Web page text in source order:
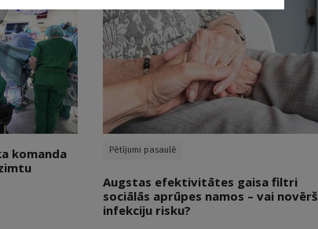
komanda
Pētījumi pasaulē
Augstas efektivitātes gaisa filtri
sociālās aprūpes namos – vai novērš
infekciju risku?